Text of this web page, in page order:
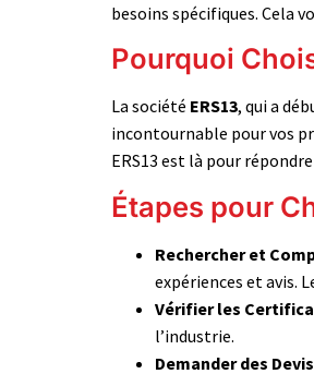
besoins spécifiques. Cela
Pourquoi
La société ERS13, qui a
incontournable pour vos
ERS13 est là pour
Étapes pour
Rechercher et
expériences et avis.
Vérifier les
l’industrie.
Demander des